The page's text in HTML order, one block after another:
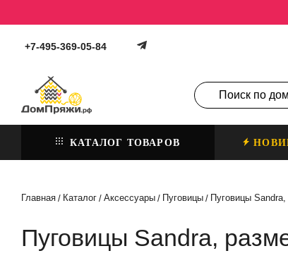
+7-495-369-05-84
КАТАЛОГ ТОВАРОВ
Главная / Каталог / Аксессуары / Пуговицы / Пуговицы
Пуговицы Sandra,